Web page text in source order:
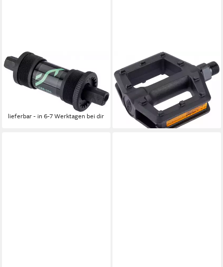
CONTEC
Fahrradpedale CT
INNENLAGER CBB-050 118
lieferbar - in 6-7 Werktagen bei dir
CONTEC
Plattformpedale Contec
Kinderpedal Happy Kid 9/16
Zoll Schwarz
ab 15,21 €
lieferbar - in 6-7 Werktagen bei dir